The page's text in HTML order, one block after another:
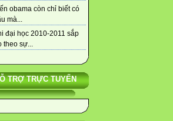
obama còn chỉ biết có
mà...
đại học 2010-2011 sắp
theo sự...
TRỢ TRỰC TUYẾN